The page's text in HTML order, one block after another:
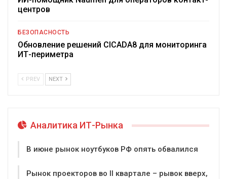
центров
БЕЗОПАСНОСТЬ
Обновление решений CICADA8 для мониторинга
ИТ-периметра
PREV NEXT
Аналитика ИТ-Рынка
В июне рынок ноутбуков РФ опять обвалился
Рынок проекторов во II квартале – рывок вверх,